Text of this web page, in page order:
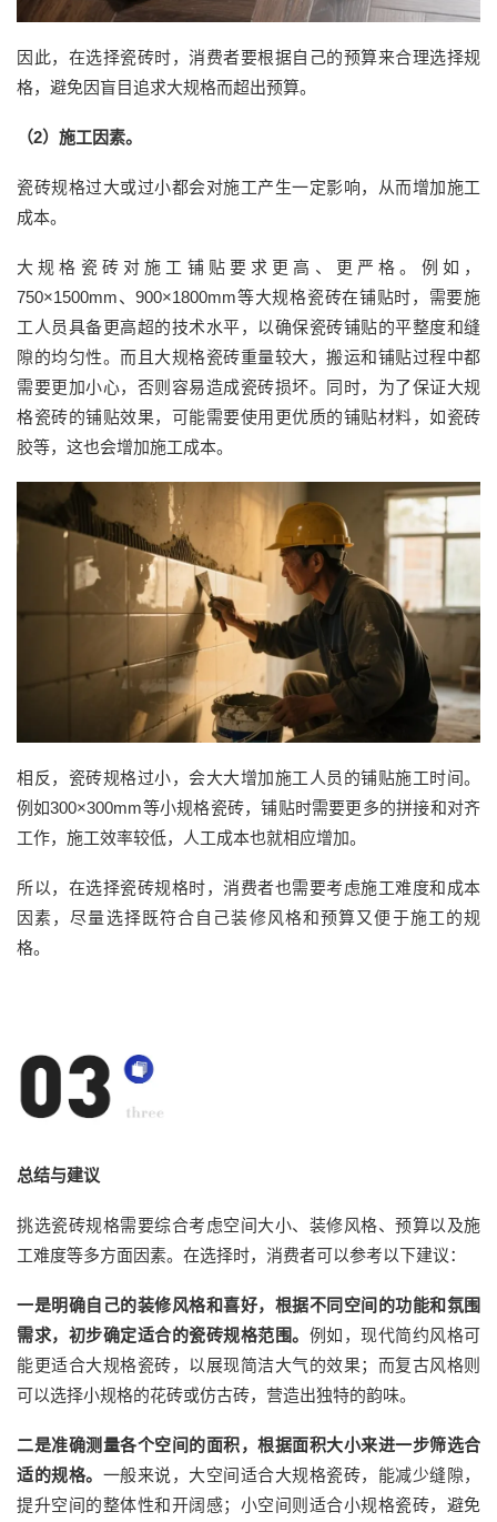
因此， 在选择瓷砖时， 消费者要根据自己的预算来合理选择规
格，避免因盲目追求大规格而超出预算。
（2）施工因素。
瓷砖规格过大或过小都会对施工产生一定影响，从而增加施工
成本。
大规格瓷砖对施工铺贴要求更高、更严格。例如，
750×1500mm、900×1800mm等大规格瓷砖在铺贴时，需要施
工人员具备更高超的技术水平，以确保瓷砖铺贴的平整度和缝
隙的均匀性。而且大规格瓷砖重量较大，搬运和铺贴过程中都
需要更加小心，否则容易造成瓷砖损坏。同时，为了保证大规
格瓷砖的铺贴效果，可能需要使用更优质的铺贴材料，如瓷砖
胶等，这也会增加施工成本。
相反，瓷砖规格过小，会大大增加施工人员的铺贴施工时间。
例如300×300mm等小规格瓷砖，铺贴时需要更多的拼接和对齐
工作，施工效率较低，人工成本也就相应增加。
所以， 在选择瓷砖规格时，消费者也需要考虑施工难度和成本
因素，尽量选择既符合自己装修风格和预算又便于施工的规
格。
总结与建议
挑选瓷砖规格需要综合考虑空间大小、装修风格、预算以及施
工难度等多方面因素。在选择时，消费者可以参考以下建议：
一是明确自己的装修风格和喜好，根据不同空间的功能和氛围
需求，初步确定适合的瓷砖规格范围。 例如，现代简约风格可
能更适合大规格瓷砖，以展现简洁大气的效果；而复古风格则
可以选择小规格的花砖或仿古砖，营造出独特的韵味。
二是准确测量各个空间的面积，根据面积大小来进一步筛选合
适的规格。 一般来说，大空间适合大规格瓷砖，能减少缝隙，
提升空间的整体性和开阔感；小空间则适合小规格瓷砖，避免